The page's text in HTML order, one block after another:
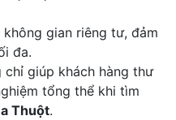
gian riêng tư, đảm
đa.
giúp khách hàng thư
tổng thể khi tìm
Thuột.